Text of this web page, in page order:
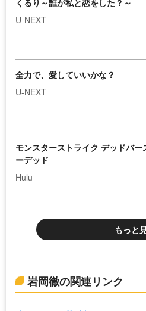
くるり～誰が私と恋をした？～
U-NEXT
全力で、愛していいかな？
U-NEXT
モンスターストライク デッドバー
ーデッド
Hulu
もっと
岩岡徹の関連リンク